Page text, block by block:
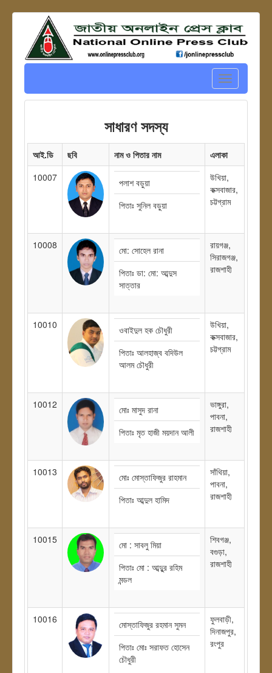
Toggle
navigation
সাধারণ সদস্য
আই.ডি ছবি নাম ও পিতার নাম
এলাকা
10007
পলাশ বড়ুয়া
পিতাঃ সুনিল বড়ুয়া
উখিয়া,
কক্সবাজার,
চট্টগ্রাম
10008
মো: সোহেল রানা
পিতাঃ ডা: মো: আব্দুস
সাত্তার
রায়গঞ্জ,
সিরাজগঞ্জ,
রাজশাহী
10010
ওবাইদুল হক চৌধুরী
পিতাঃ আলহাজ্ব বদিউল
আলম চৌধুরী
উখিয়া,
কক্সবাজার,
চট্টগ্রাম
10012
মোঃ মাসুদ রানা
পিতাঃ মৃত হাজী ময়দান আলী
ভাঙ্গুরা,
পাবনা,
রাজশাহী
10013
মোঃ মোস্তাফিজুর রাহমান
পিতাঃ আব্দুল হামিদ
সাঁথিয়া,
পাবনা,
রাজশাহী
10015
মো : সাবলু মিয়া
পিতাঃ মো : আব্দুুর রহিম
মন্ডল
শিবগঞ্জ,
বগুড়া,
রাজশাহী
10016
মোস্তাফিজুর রহমান সুমন
পিতাঃ মোঃ সরাফত হোসেন
চৌধুরী
ফুলবাড়ী,
দিনাজপুর,
রংপুর